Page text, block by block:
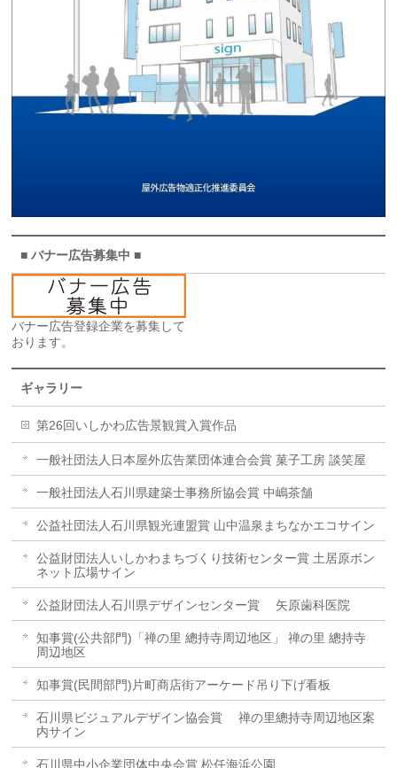
■ バナー広告募集中 ■
バナー広告登録企業を募集して
おります。
ギャラリー
第26回いしかわ広告景観賞入賞作品
一般社団法人日本屋外広告業団体連合会賞 菓子工房 談笑屋
一般社団法人石川県建築士事務所協会賞 中嶋茶舗
公益社団法人石川県観光連盟賞 山中温泉まちなかエコサイン
公益財団法人いしかわまちづくり技術センター賞 土居原ボン
ネット広場サイン
公益財団法人石川県デザインセンター賞 矢原歯科医院
知事賞(公共部門)「禅の里 總持寺周辺地区」 禅の里 總持寺
周辺地区
知事賞(民間部門)片町商店街アーケード吊り下げ看板
石川県ビジュアルデザイン協会賞 禅の里總持寺周辺地区案
内サイン
石川県中小企業団体中央会賞 松任海浜公園